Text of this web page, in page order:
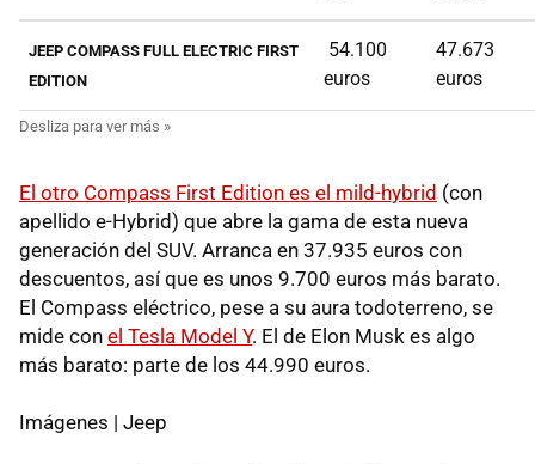
JEEP COMPASS FULL ELECTRIC FIRST
EDITION
54.100
euros
47.673
euros
El otro Compass First Edition es el mild-hybrid (con
apellido e-Hybrid) que abre la gama de esta nueva
generación del SUV. Arranca en 37.935 euros con
descuentos, así que es unos 9.700 euros más barato.
El Compass eléctrico, pese a su aura todoterreno, se
mide con el Tesla Model Y. El de Elon Musk es algo
más barato: parte de los 44.990 euros.
Imágenes | Jeep